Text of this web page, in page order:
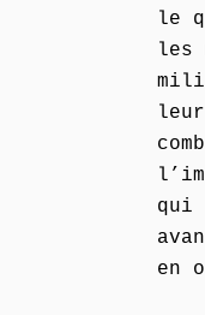
le
les
qui
en